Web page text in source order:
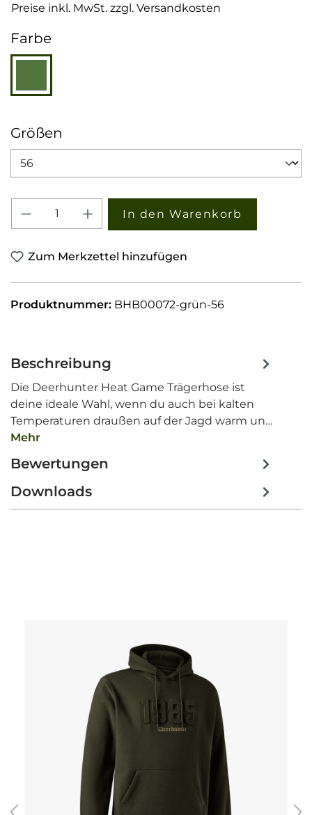
Preise inkl. MwSt. zzgl. Versandkosten
Farbeauswählen
Größen
Produkt Anzahl: Gib den
In den Warenkorb
Zum Merkzettel hinzufügen
Produktnummer: BHB00072-grün-56
Beschreibung
Die Deerhunter Heat Game Trägerhose ist
deine ideale Wahl, wenn du auch bei kalten
Temperaturen draußen auf der Jagd warm un…
Mehr
Bewertungen
Downloads